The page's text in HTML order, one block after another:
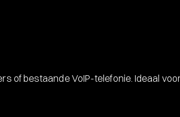
of bestaande VoIP-telefonie. Ideaal